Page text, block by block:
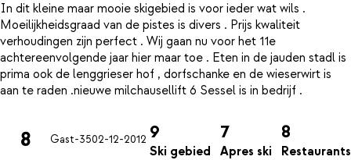
In dit kleine maar mooie skigebied is voor ieder wat wils .
Moeilijkheidsgraad van de pistes is divers . Prijs kwaliteit
verhoudingen zijn perfect . Wij gaan nu voor het 11e
achtereenvolgende jaar hier maar toe . Eten in de jauden stadl is
prima ook de lenggrieser hof , dorfschanke en de wieserwirt is
8 Gast-3502-12-2012 9
Ski gebied
7
Apres ski
8
Restaurants